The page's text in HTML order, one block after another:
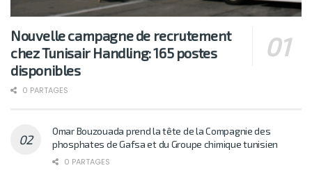
Nouvelle campagne de recrutement
chez Tunisair Handling: 165 postes
disponibles
0 PARTAGES
Omar Bouzouada prend la tête de la Compagnie des
phosphates de Gafsa et du Groupe chimique tunisien
0 PARTAGES